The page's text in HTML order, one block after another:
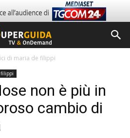
di maria de filippi
filippi
non è più in
cambio di